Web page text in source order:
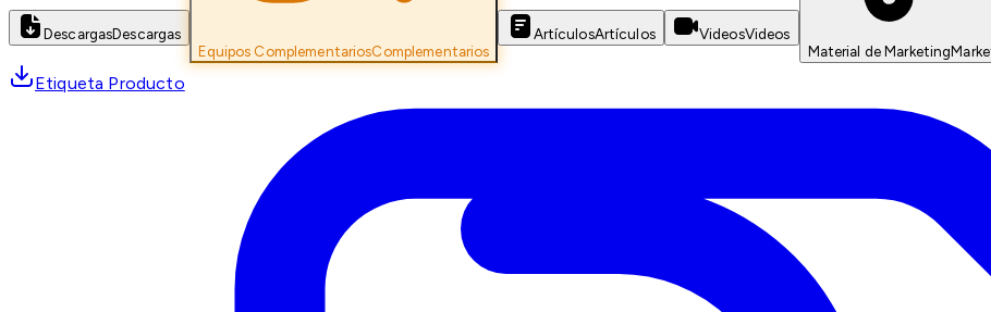
DescargasDescargas
Equipos ComplementariosComplementarios
ArtículosArtículos VideosVideos
Material de Marketing
Etiqueta Producto